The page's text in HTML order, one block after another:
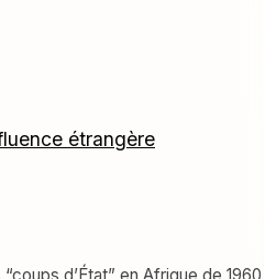
étrangère